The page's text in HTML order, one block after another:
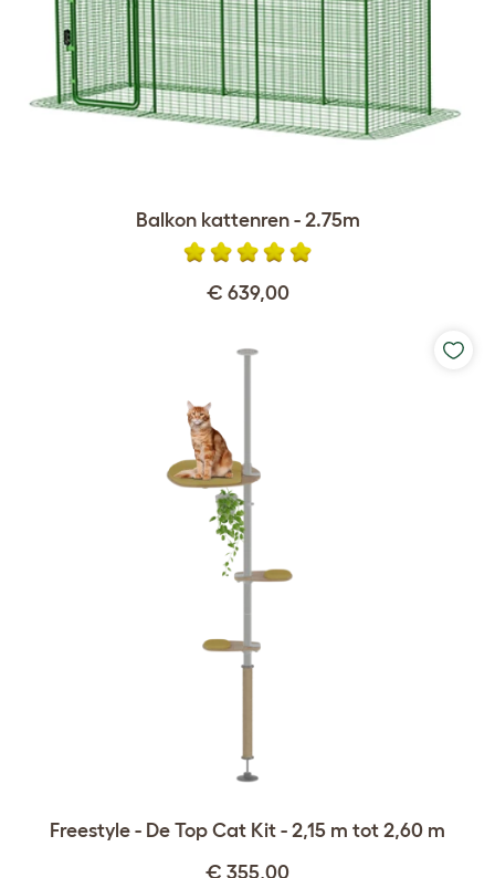
Balkon kattenren - 2.75m
€ 639,00
Freestyle - De Top Cat Kit - 2,15 m tot 2,60 m
€ 355,00